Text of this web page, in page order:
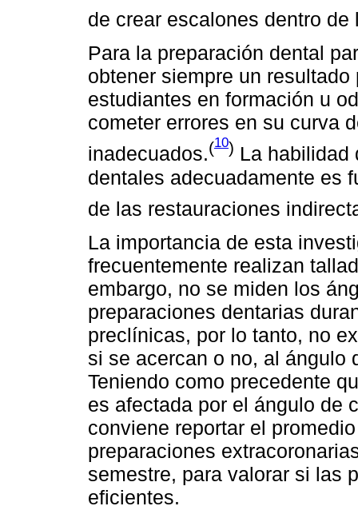
de crear escalones dentro de
Para la preparación dental
obtener siempre un
estudiantes en formación u
cometer errores en su curva
inadecuados.(10) La habilidad
dentales adecuadamente es
de las restauraciones
La importancia de esta
frecuentemente realizan
embargo, no se miden los
preparaciones dentarias
preclínicas, por lo tanto, no
si se acercan o no, al ángulo
Teniendo como precedente
es afectada por el ángulo de
conviene reportar el
preparaciones
semestre, para valorar si las
eficientes.